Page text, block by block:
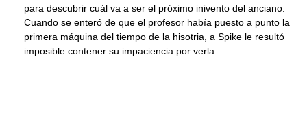
para descubrir cuál va a ser el próximo inivento del anciano.
Cuando se enteró de que el profesor había puesto a punto la
primera máquina del tiempo de la hisotria, a Spike le resultó
imposible contener su impaciencia por verla.